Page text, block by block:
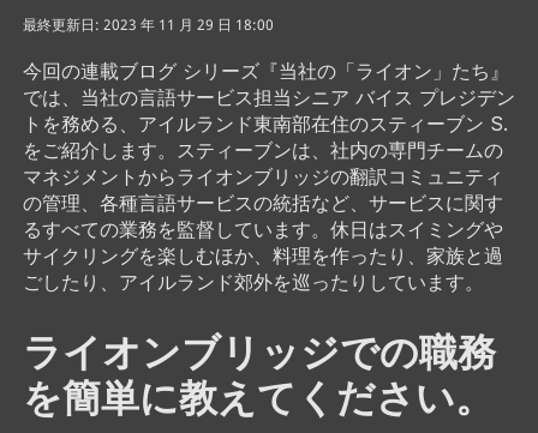
最終更新日: 2023 年 11 月 29 日 18:00
今回の連載ブログ シリーズ『当社の「ライオン」たち』
では、当社の言語サービス担当シニア バイス プレジデン
トを務める、アイルランド東南部在住のスティーブン S.
をご紹介します。スティーブンは、社内の専門チームの
マネジメントからライオンブリッジの翻訳コミュニティ
の管理、各種言語サービスの統括など、サービスに関す
るすべての業務を監督しています。休日はスイミングや
サイクリングを楽しむほか、料理を作ったり、家族と過
ごしたり、アイルランド郊外を巡ったりしています。
ライオンブリッジでの職務
を簡単に教えてください。